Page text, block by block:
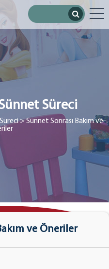
Süreci
> Sünnet Sonrası Bakım ve
ve Öneriler